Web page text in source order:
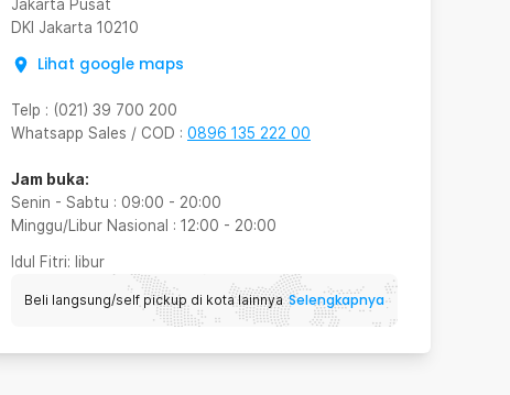
Jakarta Pusat
DKI Jakarta 10210
Lihat google maps
Telp : (021) 39 700 200
Whatsapp Sales / COD : 0896 135 222 00
Jam buka:
Senin - Sabtu : 09:00 - 20:00
Minggu/Libur Nasional : 12:00 - 20:00
Idul Fitri: libur
Beli langsung/self pickup di kota lainnya Selengkapnya